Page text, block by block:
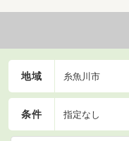
地域 糸魚川市
条件 指定なし